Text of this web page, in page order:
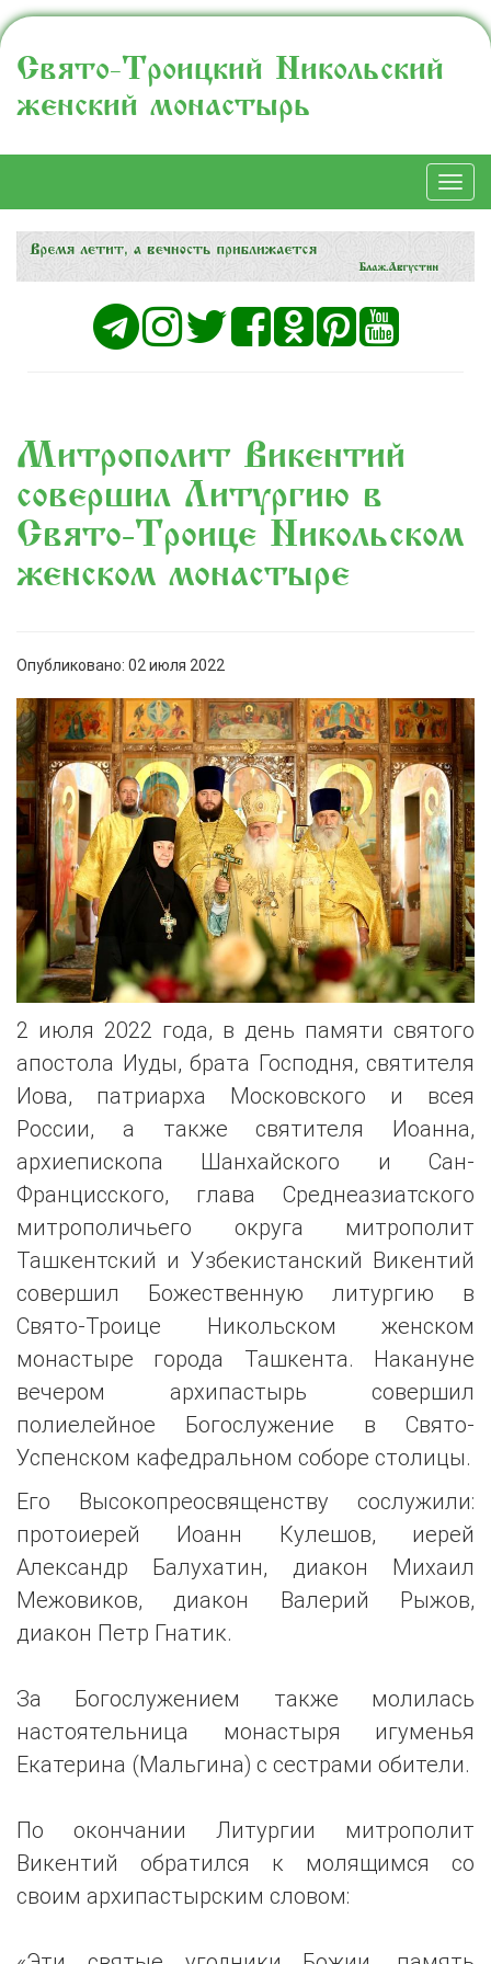
Свято-Троицкий Никольский
женский монастырь
Митрополит Викентий
совершил Литургию в
Свято-Троице Никольском
женском монастыре
Опубликовано: 02 июля 2022
2 июля 2022 года, в день памяти святого
апостола Иуды, брата Господня, святителя
Иова, патриарха Московского и всея
России, а также святителя Иоанна,
архиепископа Шанхайского и Сан-
Францисского, глава Среднеазиатского
митрополичьего округа митрополит
Ташкентский и Узбекистанский Викентий
совершил Божественную литургию в
Свято-Троице Никольском женском
монастыре города Ташкента. Накануне
вечером архипастырь совершил
полиелейное Богослужение в Свято-
Успенском кафедральном соборе столицы.
Его Высокопреосвященству сослужили:
протоиерей Иоанн Кулешов, иерей
Александр Балухатин, диакон Михаил
Межовиков, диакон Валерий Рыжов,
диакон Петр Гнатик.
За Богослужением также молилась
настоятельница монастыря игуменья
Екатерина (Мальгина) с сестрами обители.
По окончании Литургии митрополит
Викентий обратился к молящимся со
своим архипастырским словом: